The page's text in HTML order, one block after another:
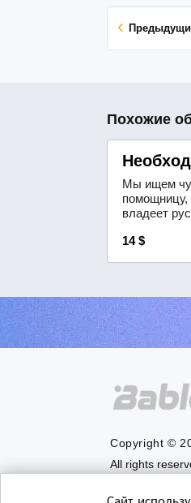
Похожие
14 $
Мы ищем
помощницу,
владеет
предстоит
врача;-
кандидат...
Copyright ©
All rights